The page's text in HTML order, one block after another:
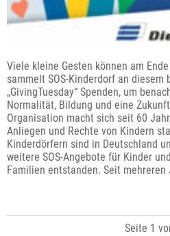
Viele kleine Gesten können am
sammelt SOS-Kinderdorf an diesem
„GivingTuesday“ Spenden, um
Normalität, Bildung und eine
Organisation macht sich seit 60
Anliegen und Rechte von Kindern
Kinderdörfern sind in Deutschland
weitere SOS-Angebote für Kinder
Familien entstanden. Seit mehreren
Seite 1